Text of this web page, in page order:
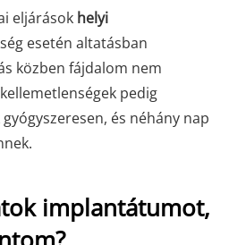
eljárások helyi
esetén altatásban
közben fájdalom nem
pedig
és néhány nap
implantátumot,